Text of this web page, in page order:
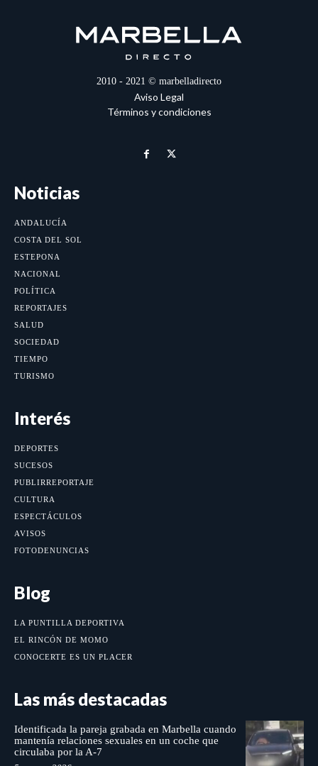
2010 - 2021 © marbelladirecto
Aviso Legal
Términos y condiciones
Noticias
ANDALUCÍA
COSTA DEL SOL
ESTEPONA
NACIONAL
POLÍTICA
REPORTAJES
SALUD
SOCIEDAD
TIEMPO
TURISMO
Interés
DEPORTES
SUCESOS
PUBLIRREPORTAJE
CULTURA
ESPECTÁCULOS
AVISOS
FOTODENUNCIAS
Blog
LA PUNTILLA DEPORTIVA
EL RINCÓN DE MOMO
CONOCERTE ES UN PLACER
Las más destacadas
Identificada la pareja grabada en Marbella cuando
mantenía relaciones sexuales en un coche que
circulaba por la A-7